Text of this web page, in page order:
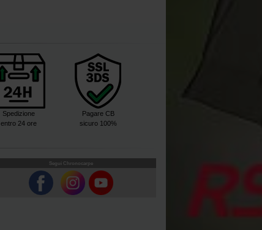
Spedizione
entro 24 ore
Pagare CB
sicuro 100%
Segui Chronocarpe